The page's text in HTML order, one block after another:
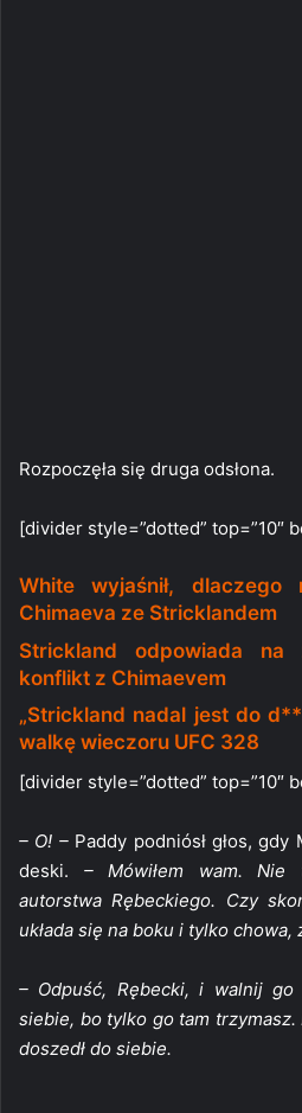
Rozpoczęła się druga odsłona.
[divider style=”dotted” top=”10″
White wyjaśnił,
Chimaeva ze Stricklandem
Strickland odpowiada
konflikt z Chimaevem
„Strickland nadal jest do
walkę wieczoru UFC 328
[divider style=”dotted” top=”10″
– O! –Paddy podniósł głos, gdy
deski. – Mówiłem wam. Nie
autorstwa Rębeckiego. Czy
układa się na boku i tylko
– Odpuść, Rębecki, i walnij go
siebie, bo tylko go tam trzymasz.
doszedł do siebie.